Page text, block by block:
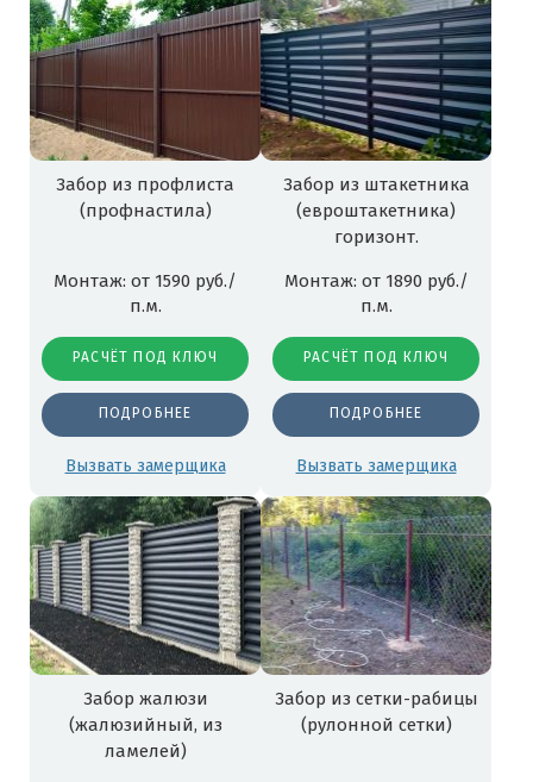
Забор из профлиста
(профнастила)
Монтаж: от 1590 руб./
п.м.
РАСЧЁТ ПОД КЛЮЧ
ПОДРОБНЕЕ
Вызвать замерщика
Забор из штакетника
(евроштакетника)
горизонт.
Монтаж: от 1890 руб./
п.м.
РАСЧЁТ ПОД КЛЮЧ
ПОДРОБНЕЕ
Вызвать замерщика
Забор жалюзи
(жалюзийный, из
ламелей)
Забор из сетки-рабицы
(рулонной сетки)